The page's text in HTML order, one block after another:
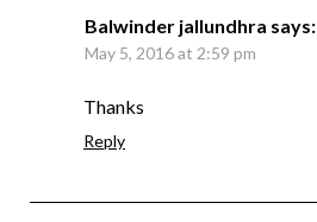
Balwinder jallundhra says:
May 5, 2016 at 2:59 pm
Thanks
Reply